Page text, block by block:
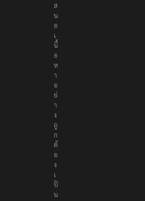
ส
น
อ
เ
นื้
อ
ห
า
อ
ย่
า
ง
ถู
ก
ต้
อ
ง
เ
ป็
น